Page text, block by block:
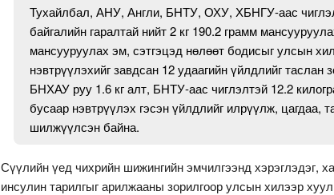
Тухайлбал, АНУ, Англи, БНТУ, ОХУ, ХБНГУ-аас
байгалийн гаралтай нийт 2 кг 190.2 грамм
мансууруулах эм, сэтгэцэд нөлөөт бодисыг улсын
нэвтрүүлэхийг завдсан 12 удаагийн үйлдлийг
БНХАУ руу 1.6 кг алт, БНТУ-аас чиглэлтэй 12.2
бусаар нэвтрүүлэх гэсэн үйлдлийг илрүүлж, цагдаа,
шилжүүлсэн байна.
Сүүлийн үед чихрийн шижингийн эмчилгээнд хэрэглэдэг,
инсулин тарилгыг арилжааны зорилгоор улсын хилээр